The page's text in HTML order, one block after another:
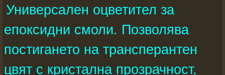
Универсален оцветител за
епоксидни смоли. Позволява
постигането на трансперантен
цвят с кристална прозрачност,